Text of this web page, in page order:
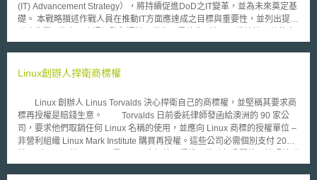
(IT) Advancement Strategy），將持續促進DoD之IT變革，並為未來奠定基
礎。 本戰略描述作戰人員在推動IT方面應達成之目標與重要性，並列出提供
力等四大目標（Line of Effort, LOE），簡述如下： （1）提供聯合作戰IT能
爭的全球環境中，該目標以使用者為中心，提供具功能性、可擴增、永續且
（multi-domain）作戰中獲得決策與競爭優勢。 （2）資訊網路與運算現代
化（Modernize Information Networks and Compute）：該目標著重於迅速
滿足任務與商務需求，利用卓越技術與以資料為中心的零信任（Zero
Trust）資通安全方法，提供安全且具更快資料傳輸速度、更低延遲與高度
彈性的現代化網路。 （3）最佳化IT治理（Optimize IT Governance）：該
策，以轉變治理制定更好的決策，包括使用強大資料功能。 （4）栽培頂尖
Linux創辦人捍衛商標權
Linux 創辦人 Linus Torvalds 決心捍衛自己的商標權，並堅稱其要求商
標再授權是賠錢生意。 Torvalds 日前委託律師發函給澳洲的 90 家公
司，要求他們取銷任何 Linux 名稱的使用，並應向 Linux 商標的授權單位 –
非營利組織 Linux Mark Institute 購買再授權。這些公司必需個別支付 200
成員指控 Torvalds 想藉 Linux 的成功大撈一筆。 Torvalds 否認他自己，或